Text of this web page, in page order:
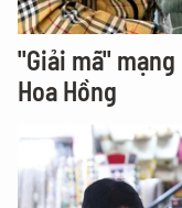
"Giải mã"
Hoa Hồng